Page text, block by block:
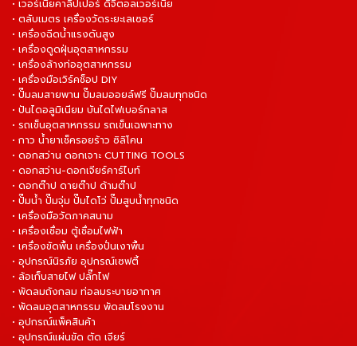
• เวอร์เนียคาลิปเปอร์ ดิจิตอลเวอร์เนีย
• ตลับเมตร เครื่องวัดระยะเลเซอร์
• เครื่องฉีดน้ำแรงดันสูง
• เครื่องดูดฝุ่นอุตสาหกรรม
• เครื่องล้างท่ออุตสาหกรรม
• เครื่องมือเวิร์คช็อป DIY
• ปั๊มลมสายพาน ปั๊มลมออยล์ฟรี ปั๊มลมทุกชนิด
• ปันไดอลูมิเนียม บันไดไฟเบอร์กลาส
• รถเข็นอุตสาหกรรม รถเข็นเฉพาะทาง
• กาว น้ำยาเช็ครอยร้าว ซิลิโคน
• ดอกสว่าน ดอกเจาะ CUTTING TOOLS
• ดอกสว่าน-ดอกเจียร์คาร์ไบท์
• ดอกต๊าป ดายต๊าป ด้ามต๊าป
• ปั๊มน้ำ ปั๊มจุ่ม ปั๊มไดโว่ ปั๊มสูบน้ำทุกชนิด
• เครื่องมือวัดภาคสนาม
• เครื่องเชื่อม ตู้เชื่อมไฟฟ้า
• เครื่องขัดพื้น เครื่องปั่นเงาพื้น
• อุปกรณ์นิรภัย อุปกรณ์เซฟตี้
• ล้อเก็บสายไฟ ปลั๊กไฟ
• พัดลมถังกลม ท่อลมระบายอากาศ
• พัดลมอุตสาหกรรม พัดลมโรงงาน
• อุปกรณ์แพ็คสินค้า
• อุปกรณ์แผ่นขัด ตัด เจียร์